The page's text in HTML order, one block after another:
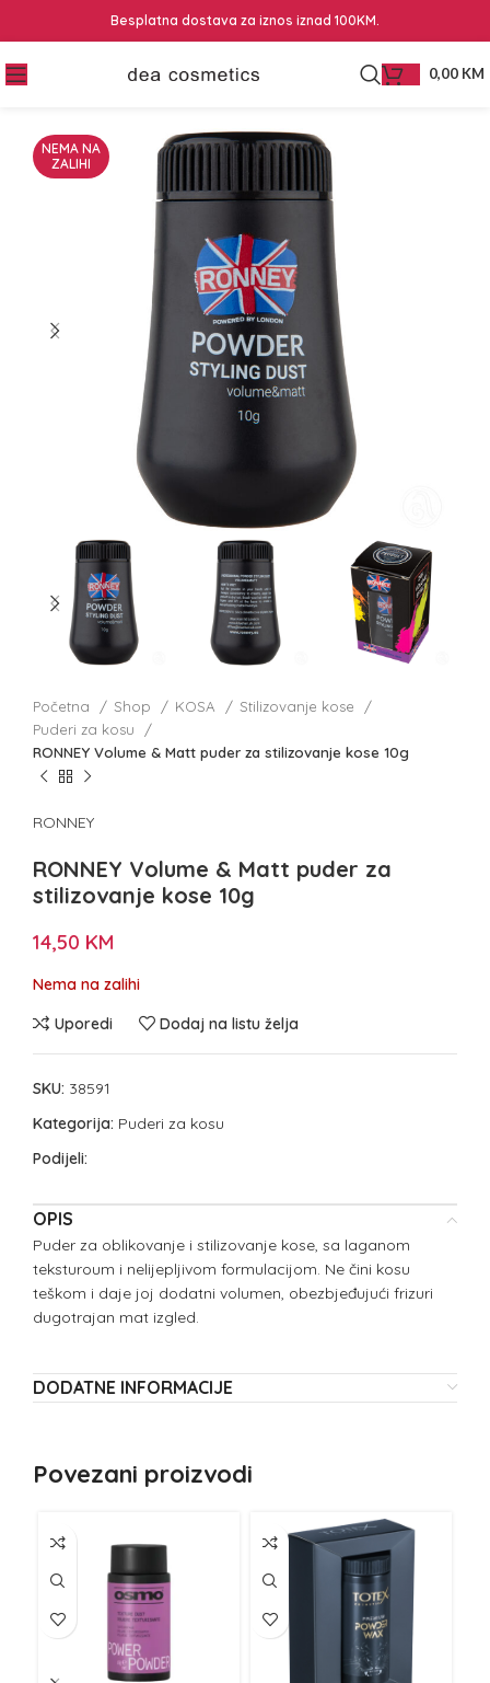
Besplatna dostava za iznos iznad 100KM.
0,00 KM
NEMA NA
ZALIHI
Početna Shop KOSA
Stilizovanje kose
Puderi za kosu
RONNEY Volume & Matt puder za stilizovanje kose 10g
RONNEY
RONNEY Volume & Matt puder za
stilizovanje kose 10g
14,50 KM
Nema na zalihi
Uporedi
Dodaj na listu želja
SKU: 38591
Kategorija: Puderi za kosu
Podijeli:
OPIS
Puder za oblikovanje i stilizovanje kose, sa laganom
teksturoum i nelijepljivom formulacijom. Ne čini kosu
teškom i daje joj dodatni volumen, obezbjeđujući frizuri
dugotrajan mat izgled.
DODATNE INFORMACIJE
Povezani proizvodi